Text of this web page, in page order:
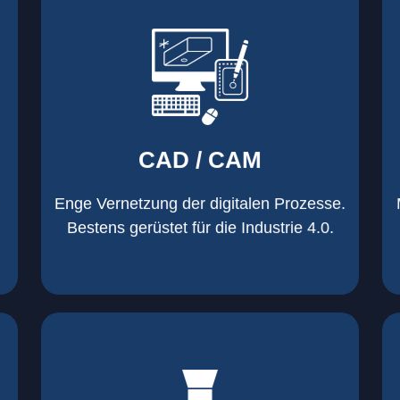
CAD / CAM
Enge Vernetzung der digitalen Prozesse.
Bestens gerüstet für die Industrie 4.0.
CAD / CAM
Einsatz moderner CAD/CAM
Inventor und AutoCAD
Datenübernahme aus der
Warenwirtschaft
mehr erfahren